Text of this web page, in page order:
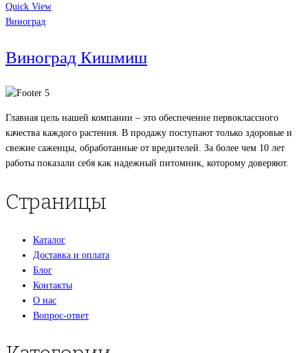
Quick View
Виноград
Виноград Кишмиш
Главная цель нашей компании – это обеспечение первоклассного
качества каждого растения. В продажу поступают только здоровые и
свежие саженцы, обработанные от вредителей. За более чем 10 лет
работы показали себя как надежный питомник, которому доверяют.
Страницы
Каталог
Доставка и оплата
Блог
Контакты
О нас
Вопрос-ответ